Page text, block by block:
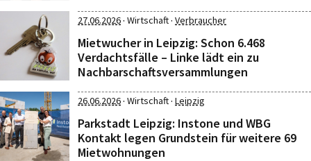
27.06.2026· Wirtschaft· Verbraucher
Mietwucher in Leipzig: Schon 6.468
Verdachtsfälle – Linke lädt ein zu
Nachbarschaftsversammlungen
26.06.2026· Wirtschaft· Leipzig
Parkstadt Leipzig: Instone und WBG
Kontakt legen Grundstein für weitere 69
Mietwohnungen